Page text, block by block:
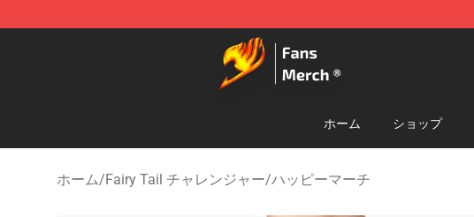
Fairy Tail Store - Official Fairy Tail Merchandise Shop
ホーム ショップ
ホーム/Fairy Tail チャレンジャー/ハッピーマーチ